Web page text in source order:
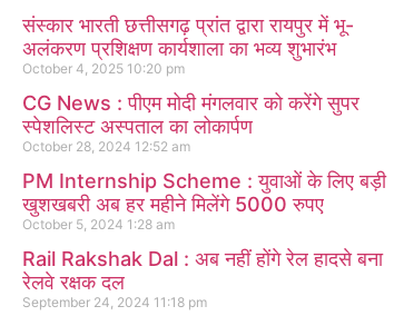
संस्कार भारती छत्तीसगढ़ प्रांत द्वारा रायपुर में भू-
अलंकरण प्रशिक्षण कार्यशाला का भव्य शुभारंभ
October 4, 2025 10:20 pm
CG News : पीएम मोदी मंगलवार को करेंगे सुपर
स्पेशलिस्ट अस्पताल का लोकार्पण
October 28, 2024 12:52 am
PM Internship Scheme : युवाओं के लिए बड़ी
खुशखबरी अब हर महीने मिलेंगे 5000 रुपए
October 5, 2024 1:28 am
Rail Rakshak Dal : अब नहीं होंगे रेल हादसे बना
रेलवे रक्षक दल
September 24, 2024 11:18 pm